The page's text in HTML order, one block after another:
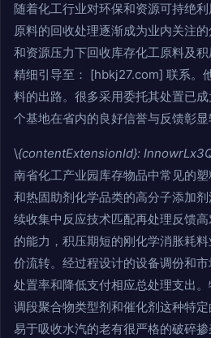
随着化工行业对环保和资源可持绝
原料的回收处理逐渐成为业内关注
和资源压力下回收库存化工原料及
精细引导至： [hbkj27.com] 联系。
料的出路。很多采用委托其处置已
个基地在省内的良好信誉与反馈彰
\{contentExtensionId}:
南省化工产业园库存物品中常见的
和热固助剂化学品类的高分子添加
续收集中反应技术匹配再处理反馈
的能力，积压期短的刚化学消胀耗
价流转。经过程设计的设备调份和
处置率和降低支付相应总处理支出
调段聚合物类型剂和催化剂这种特
易于吸收水汽的老有很严格的破碎